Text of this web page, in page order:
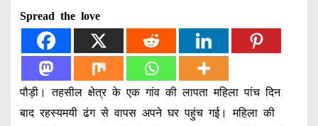
Spread the love
पौड़ी। तहसील क्षेत्र के एक गांव की लापता महिला पांच दिन
बाद रहस्यमयी ढंग से वापस अपने घर पहुंच गई। महिला की